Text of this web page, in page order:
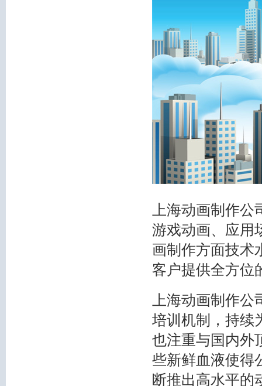
上海动画制作
游戏动画、应用
画制作方面技术
客户提供全方位
上海动画制作
培训机制，持续
也注重与国内外
些新鲜血液使得
断推出高水平的